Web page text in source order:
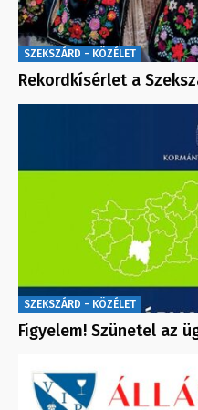
SZEKSZÁRD - KÖZÉLET
Rekordkísérlet a
SZEKSZÁRD - KÖZÉLET
Figyelem! Szünetel az